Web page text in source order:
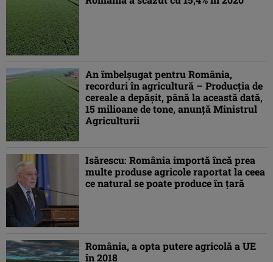
An îmbelşugat pentru România,
recorduri în agricultură – Producţia de
cereale a depăşit, până la această dată,
15 milioane de tone, anunţă Ministrul
Agriculturii
Isărescu: România importă încă prea
multe produse agricole raportat la ceea
ce natural se poate produce în ţară
România, a opta putere agricolă a UE
în 2018